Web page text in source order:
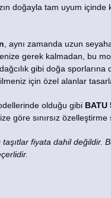
doğayla tam uyum
, aynı zamanda uzun
gerek kalmadan, bu
dağcılık gibi doğa
için özel alanlar
olduğu gibi BATU
göre sınırsız
fiyata dahil değildir.